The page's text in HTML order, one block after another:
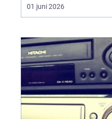
fyrtaktsmotorer. När
förlorar motorn både
kraft och livslängd.
Samtidigt går många
cylindrar att rädda till en
b...
01 juni 2026